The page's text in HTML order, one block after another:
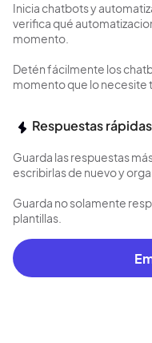
Inicia chatbots y
verifica qué
momento.
Detén fácilmente los
momento que lo necesite
Respuestas rápidas
Guarda las respuestas
escribirlas de nuevo y
Guarda no solamente
plantillas.